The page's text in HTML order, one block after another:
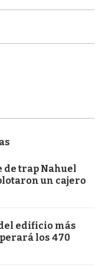
trap Nahuel
un cajero
edificio más
los 470